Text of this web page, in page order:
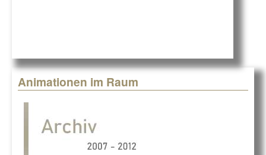
Animationen im Raum